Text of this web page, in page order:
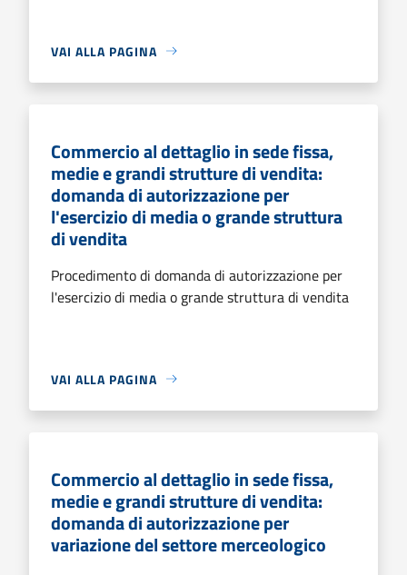
VAI ALLA PAGINA
Commercio al dettaglio in sede fissa,
medie e grandi strutture di vendita:
domanda di autorizzazione per
l'esercizio di media o grande struttura
di vendita
Procedimento di domanda di autorizzazione per
l'esercizio di media o grande struttura di vendita
VAI ALLA PAGINA
Commercio al dettaglio in sede fissa,
medie e grandi strutture di vendita:
domanda di autorizzazione per
variazione del settore merceologico